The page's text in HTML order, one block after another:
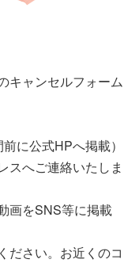
キャンセルフォーム
に公式HPへ掲載）
スへご連絡いたしま
画をSNS等に掲載
ださい。お近くのコ